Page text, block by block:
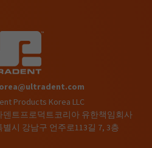
Products Korea LLC
덴트프로덕트코리아 유한책임회사
별시 강남구 언주로113길 7, 3층